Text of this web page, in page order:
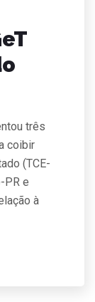
três
coibir
(TCE-
PR e
à